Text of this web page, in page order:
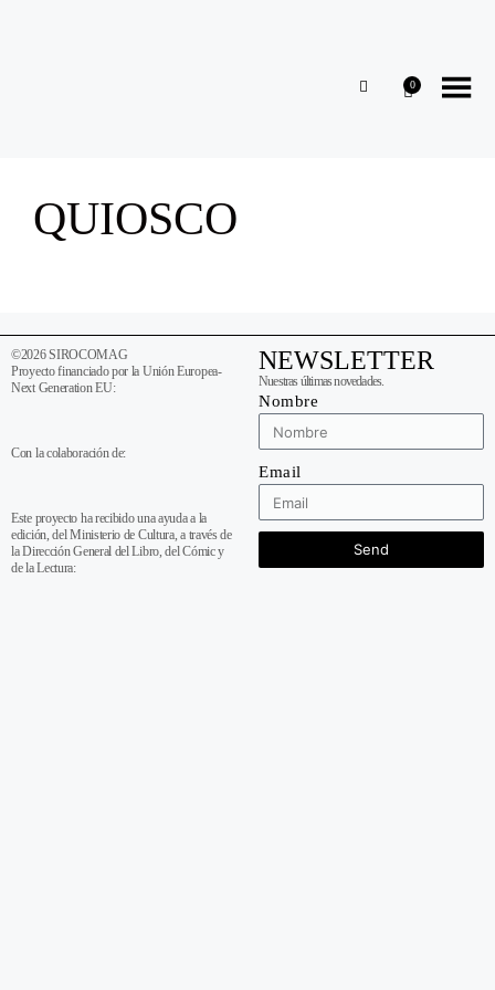
0
QUIOSCO
©2026 SIROCOMAG
Proyecto financiado por la Unión Europea-
Next Generation EU:
Con la colaboración de:
Este proyecto ha recibido una ayuda a la
edición, del Ministerio de Cultura, a través de
la Dirección General del Libro, del Cómic y
de la Lectura:
NEWSLETTER
Nuestras últimas novedades.
Nombre
Email
Send